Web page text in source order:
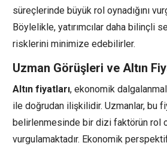
süreçlerinde büyük rol oynadığını
Böylelikle, yatırımcılar daha bilinçli
risklerini minimize edebilirler.
Uzman Görüşleri ve Altın
Altın fiyatları, ekonomik
ile doğrudan ilişkilidir. Uzmanlar, bu
belirlenmesinde bir dizi faktörün rol
vurgulamaktadır. Ekonomik